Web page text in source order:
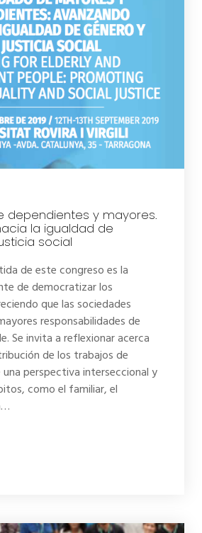
dependientes y mayores.
la igualdad de
social
de este congreso es la
de democratizar los
que las sociedades
responsabilidades de
Se invita a reflexionar acerca
de los trabajos de
perspectiva interseccional y
como el familiar, el